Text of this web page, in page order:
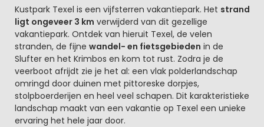
Beschrijving
Kustpark Texel is een vijfsterren vakantiepark. Het strand
ligt ongeveer 3 km verwijderd van dit gezellige
vakantiepark. Ontdek van hieruit Texel, de velen
stranden, de fijne wandel- en fietsgebieden in de
Slufter en het Krimbos en kom tot rust. Zodra je de
veerboot afrijdt zie je het al: een vlak polderlandschap
omringd door duinen met pittoreske dorpjes,
stolpboerderijen en heel veel schapen. Dit karakteristieke
landschap maakt van een vakantie op Texel een unieke
ervaring het hele jaar door.